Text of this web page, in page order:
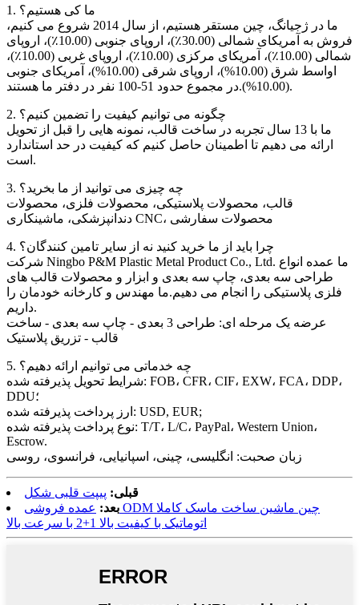
1. ما کی هستیم؟
ما در ژجیانگ، چین مستقر هستیم، از سال 2014 شروع می کنیم،
فروش به آمریکای شمالی (30.00٪)، اروپای جنوبی (10.00٪)، اروپای
شمالی (10.00٪)، آمریکای مرکزی (10.00٪)، اروپای غربی (10.00٪)،
اواسط شرق (10.00%)، اروپای شرقی (10.00%)، آمریکای جنوبی
(10.00%).در مجموع حدود 51-100 نفر در دفتر ما هستند.
2. چگونه می توانیم کیفیت را تضمین کنیم؟
ما با 13 سال تجربه در ساخت قالب، نمونه هایی را قبل از تحویل
ارائه می دهیم تا اطمینان حاصل کنیم که کیفیت در حد استاندارد
است.
3. چه چیزی می توانید از ما بخرید؟
قالب، محصولات پلاستیکی، محصولات فلزی، محصولات
دندانپزشکی، ماشینکاری CNC، محصولات سفارشی
4. چرا باید از ما خرید کنید نه از سایر تامین کنندگان؟
شرکت Ningbo P&M Plastic Metal Product Co., Ltd. ما عمده انواع
طراحی سه بعدی، چاپ سه بعدی و ابزار و محصولات قالب های
فلزی پلاستیکی را انجام می دهیم.ما مهندس و کارخانه خودمان را
داریم.
عرضه یک مرحله ای: طراحی 3 بعدی - چاپ سه بعدی - ساخت
قالب - تزریق پلاستیک
5. چه خدماتی می توانیم ارائه دهیم؟
شرایط تحویل پذیرفته شده: FOB، CFR، CIF، EXW، FCA، DDP،
DDU؛
ارز پرداخت پذیرفته شده: USD, EUR;
نوع پرداخت پذیرفته شده: T/T، L/C، PayPal، Western Union،
Escrow.
زبان صحبت: انگلیسی، چینی، اسپانیایی، فرانسوی، روسی
قبلی: پیپت قلبی شکل
بعد: عمده فروشی ODM چین ماشین ساخت ماسک کاملا
اتوماتیک با کیفیت بالا 1+2 با سرعت بالا